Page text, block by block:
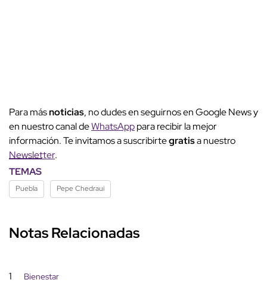
Para másnoticias, no dudes en seguirnos en Google News y
en nuestro canal deWhatsApppara recibir la mejor
información. Te invitamos a suscribirtegratisa nuestro
Newsletter.
TEMAS
Puebla Pepe Chedraui
Notas Relacionadas
1 Bienestar